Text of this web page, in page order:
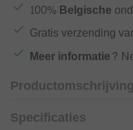
100%Belgische
Gratis verzending
Meer informatie?
Productomschrijving
Specificaties